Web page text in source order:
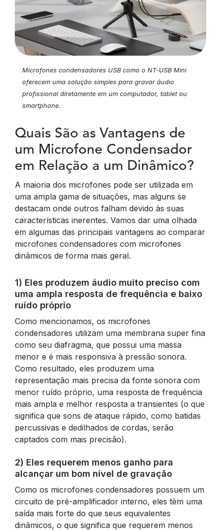
Microfones condensadores USB como o NT-USB Mini
oferecem uma solução simples para gravar áudio
profissional diretamente em um computador, tablet ou
smartphone.
Quais São as Vantagens de
um Microfone Condensador
em Relação a um Dinâmico?
A maioria dos microfones pode ser utilizada em
uma ampla gama de situações, mas alguns se
destacam onde outros falham devido às suas
características inerentes. Vamos dar uma olhada
em algumas das principais vantagens ao comparar
microfones condensadores com microfones
dinâmicos de forma mais geral.
1) Eles produzem áudio muito preciso com
uma ampla resposta de frequência e baixo
ruído próprio
Como mencionamos, os microfones
condensadores utilizam uma membrana super fina
como seu diafragma, que possui uma massa
menor e é mais responsiva à pressão sonora.
Como resultado, eles produzem uma
representação mais precisa da fonte sonora com
menor ruído próprio, uma resposta de frequência
mais ampla e melhor resposta a transientes (o que
significa que sons de ataque rápido, como batidas
percussivas e dedilhados de cordas, serão
captados com mais precisão).
2) Eles requerem menos ganho para
alcançar um bom nível de gravação
Como os microfones condensadores possuem um
circuito de pré-amplificador interno, eles têm uma
saída mais forte do que seus equivalentes
dinâmicos, o que significa que requerem menos